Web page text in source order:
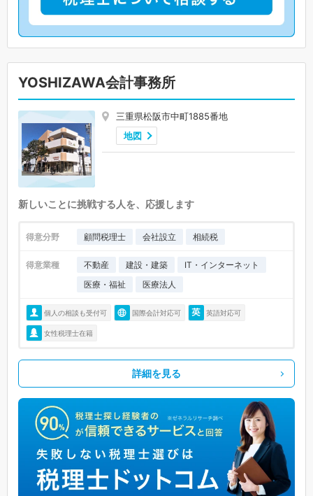
YOSHIZAWA会計事務所
三重県松阪市中町1885番地
地図
新しいことに挑戦する人を、応援します
得意分野 顧問税理士 会社設立 相続税
得意業種 不動産 建設・建築
IT・インターネット
医療・福祉
医療法人
個人の相談も受付可 国際会計対応可 英語対応可
女性税理士在籍
詳細を見る